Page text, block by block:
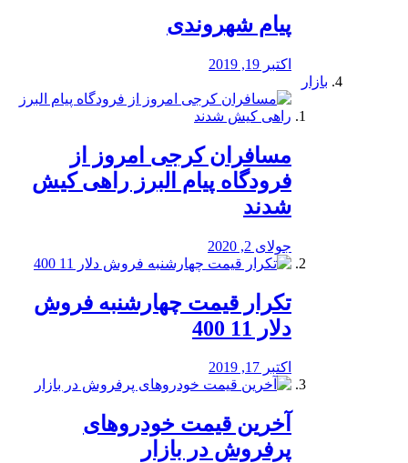
پیام شهروندی
اکتبر 19, 2019
بازار
مسافران کرجی امروز از
فرودگاه پیام البرز راهی کیش
شدند
جولای 2, 2020
تکرار قیمت چهارشنبه فروش
دلار 11 400
اکتبر 17, 2019
آخرین قیمت خودرو‌های
پرفروش در بازار